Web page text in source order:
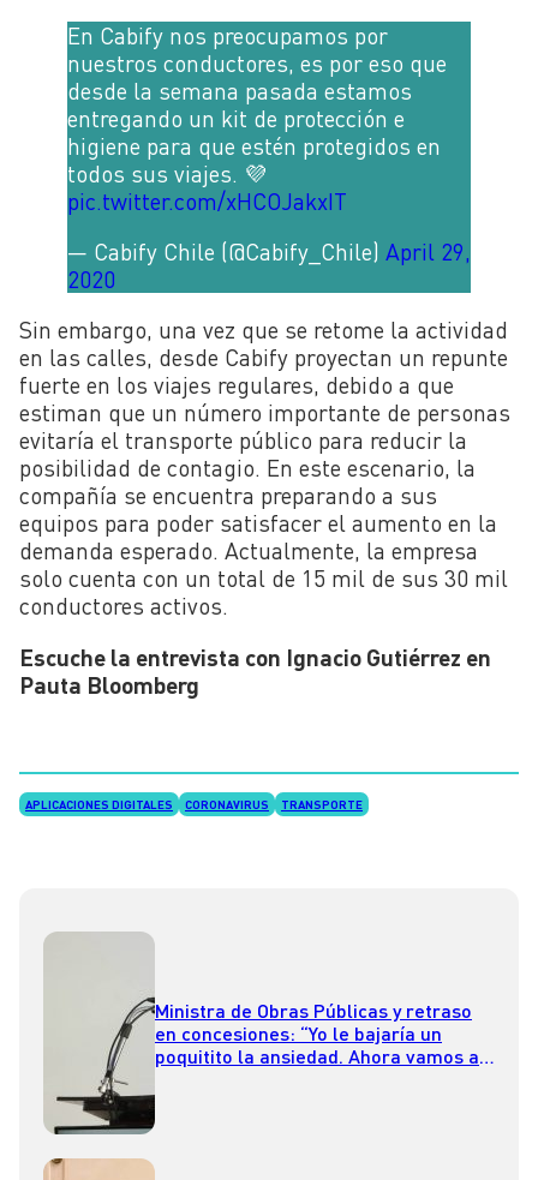
En Cabify nos preocupamos por
nuestros conductores, es por eso que
desde la semana pasada estamos
entregando un kit de protección e
higiene para que estén protegidos en
todos sus viajes. 💜
pic.twitter.com/xHCOJakxIT
— Cabify Chile (@Cabify_Chile) April 29,
2020
Sin embargo, una vez que se retome la actividad
en las calles, desde Cabify proyectan un repunte
fuerte en los viajes regulares, debido a que
estiman que un número importante de personas
evitaría el transporte público para reducir la
posibilidad de contagio. En este escenario, la
compañía se encuentra preparando a sus
equipos para poder satisfacer el aumento en la
demanda esperado. Actualmente, la empresa
solo cuenta con un total de 15 mil de sus 30 mil
conductores activos.
Escuche la entrevista con Ignacio Gutiérrez en
Pauta Bloomberg
APLICACIONES DIGITALES CORONAVIRUS TRANSPORTE
Ministra de Obras Públicas y retraso
en concesiones: “Yo le bajaría un
poquitito la ansiedad. Ahora vamos a